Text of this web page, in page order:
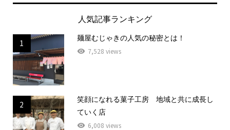
人気記事ランキング
1
麺屋むじゃきの人気の秘密とは！
7,528 views
2
笑顔になれる菓子工房 地域と共に成長し
ていく店
6,008 views